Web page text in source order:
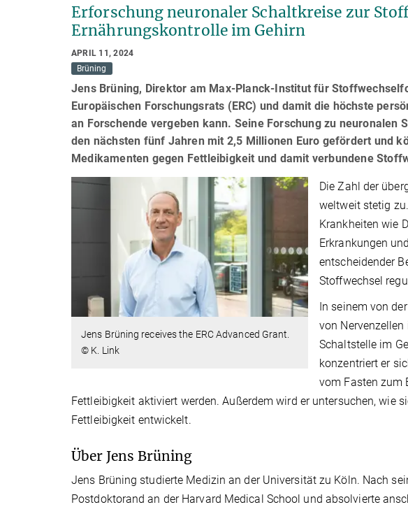
Erforschung neuronaler Schaltkreise zur
Ernährungskontrolle im Gehirn
APRIL 11, 2024
Brüning
Jens Brüning, Direktor am Max-Planck-Institut für
Europäischen Forschungsrats (ERC) und damit die höchste
an Forschende vergeben kann. Seine Forschung zu
den nächsten fünf Jahren mit 2,5 Millionen Euro gefördert und
Medikamenten gegen Fettleibigkeit und damit verbundene
Jens Brüning receives the ERC Advanced Grant.
© K. Link
Die Zahl der
weltweit stetig
Krankheiten wie
Erkrankungen
entscheidender
Stoffwechsel
In seinem von
von
Schaltstelle im
konzentriert er
vom Fasten zum
Fettleibigkeit aktiviert werden. Außerdem wird er untersuchen, wie
Fettleibigkeit entwickelt.
Über Jens Brüning
Jens Brüning studierte Medizin an der Universität zu Köln. Nach
Postdoktorand an der Harvard Medical School und absolvierte